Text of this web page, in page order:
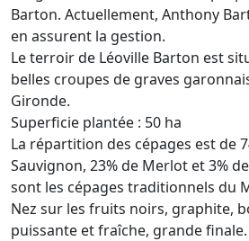
Barton. Actuellement, Anthony
en assurent la gestion.
Le terroir de Léoville Barton est
belles croupes de graves
Gironde.
Superficie plantée : 50 ha
La répartition des cépages est de
Sauvignon, 23% de Merlot et 3%
sont les cépages traditionnels du
Nez sur les fruits noirs, graphite,
puissante et fraîche, grande finale.